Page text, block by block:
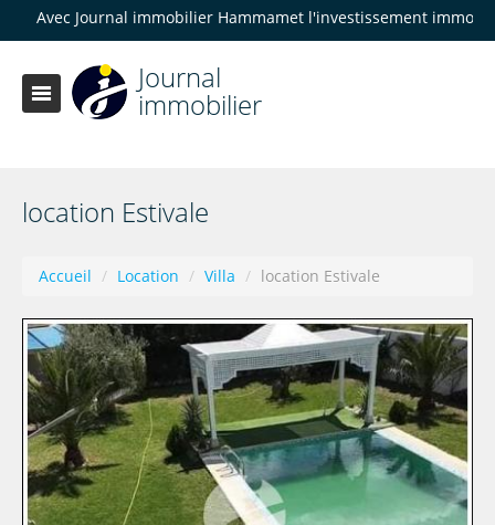
Journal immobilier Hammamet l'investissement immobilier
Journal
immobilier
location Estivale
Accueil / Location / Villa / location Estivale